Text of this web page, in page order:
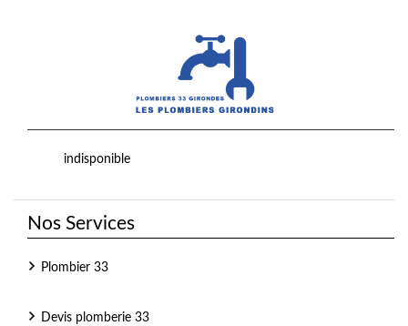
indisponible
Nos Services
Plombier 33
Devis plomberie 33